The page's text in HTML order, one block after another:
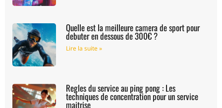
Quelle est la meilleure camera de sport pour
debuter en dessous de 300€ ?
Lire la suite »
Regles du service au ping pong : Les
techniques de concentration pour un service
maitrise